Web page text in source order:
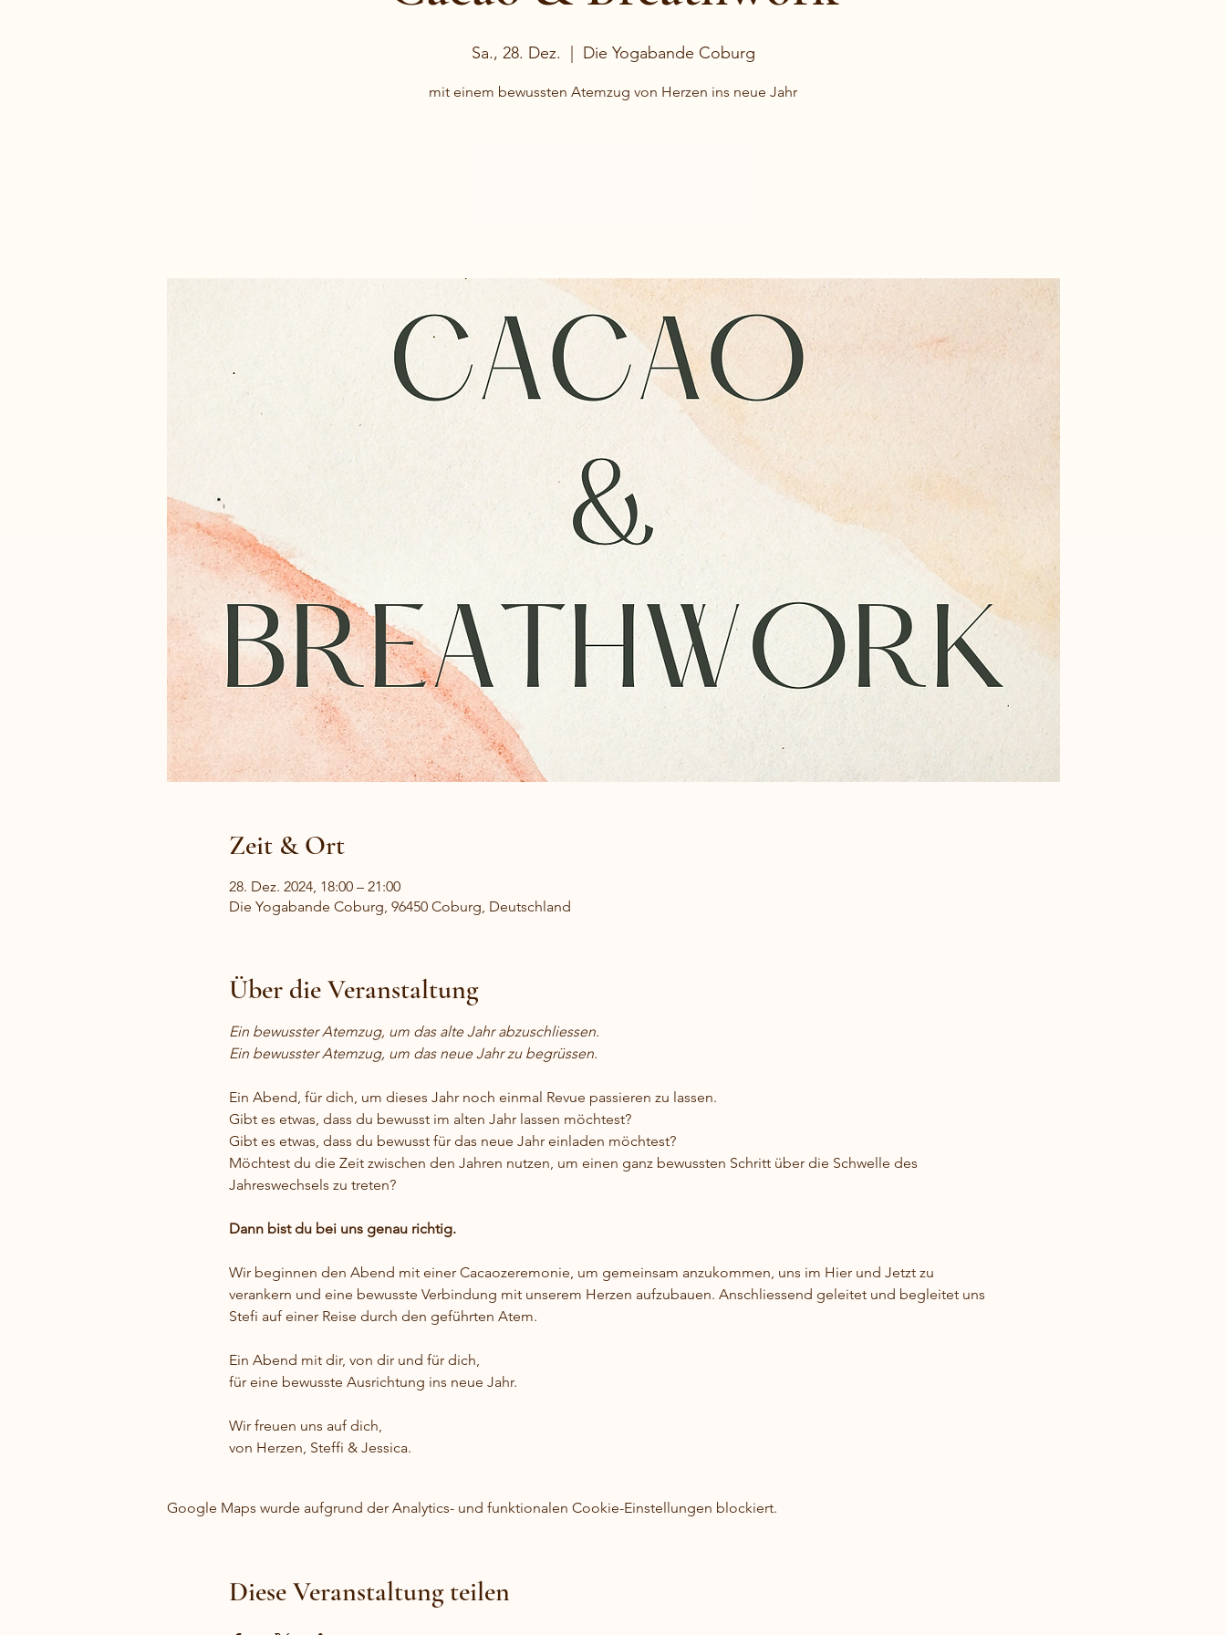
Sa., 28. Dez. Die Yogabande Coburg
mit einem bewussten Atemzug von Herzen ins neue Jahr
Zeit & Ort
28. Dez. 2024, 18:00 – 21:00
Die Yogabande Coburg, 96450 Coburg, Deutschland
Über die Veranstaltung
Ein bewusster Atemzug, um das alte Jahr abzuschliessen.
Ein bewusster Atemzug, um das neue Jahr zu begrüssen.
Ein Abend, für dich, um dieses Jahr noch einmal Revue passieren zu lassen.
Gibt es etwas, dass du bewusst im alten Jahr lassen möchtest?
Gibt es etwas, dass du bewusst für das neue Jahr einladen möchtest?
Möchtest du die Zeit zwischen den Jahren nutzen, um einen ganz bewussten Schritt über die Schwelle des
Jahreswechsels zu treten?
Dann bist du bei uns genau richtig.
Wir beginnen den Abend mit einer Cacaozeremonie, um gemeinsam anzukommen, uns im Hier und Jetzt zu
verankern und eine bewusste Verbindung mit unserem Herzen aufzubauen. Anschliessend geleitet und begleitet uns
Stefi auf einer Reise durch den geführten Atem.
Ein Abend mit dir, von dir und für dich,
für eine bewusste Ausrichtung ins neue Jahr.
Wir freuen uns auf dich,
von Herzen, Steffi & Jessica.
Google Maps wurde aufgrund der Analytics- und funktionalen Cookie-Einstellungen blockiert.
Diese Veranstaltung teilen